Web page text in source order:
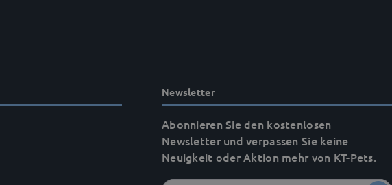
Newsletter
Abonnieren Sie den kostenlosen
Newsletter und verpassen Sie keine
Neuigkeit oder Aktion mehr von KT-Pets.